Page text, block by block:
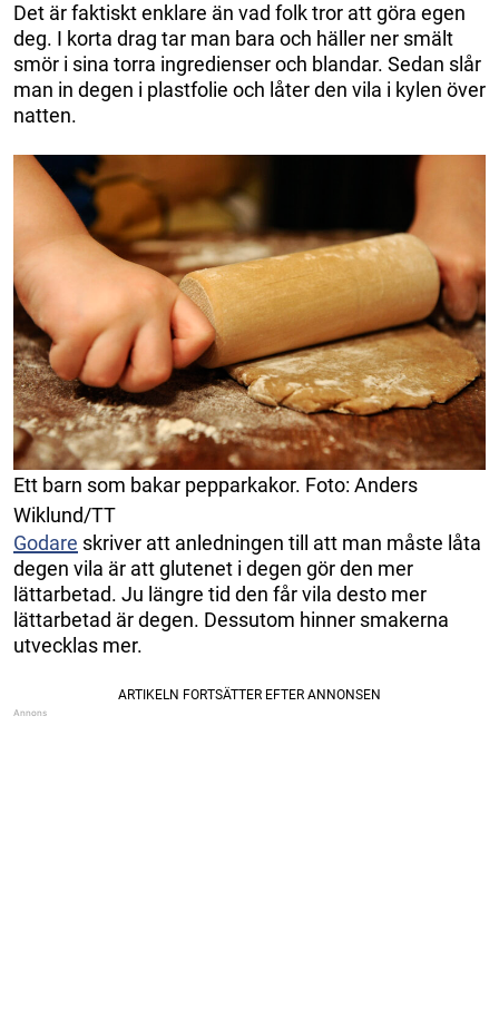
Det är faktiskt enklare än vad folk tror att göra egen
deg. I korta drag tar man bara och häller ner smält
smör i sina torra ingredienser och blandar. Sedan slår
man in degen i plastfolie och låter den vila i kylen över
natten.
Ett barn som bakar pepparkakor. Foto: Anders
Wiklund/TT
Godare skriver att anledningen till att man måste låta
degen vila är att glutenet i degen gör den mer
lättarbetad. Ju längre tid den får vila desto mer
lättarbetad är degen. Dessutom hinner smakerna
utvecklas mer.